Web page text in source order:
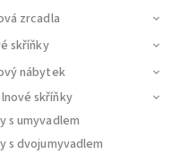
zrcadla
skříňky
nábytek
skříňky
s umyvadlem
s dvojumyvadlem